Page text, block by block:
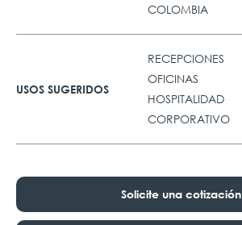
COLOMBIA
USOS SUGERIDOS
RECEPCIONES
OFICINAS
HOSPITALIDAD
CORPORATIVO
Solicite una cotización